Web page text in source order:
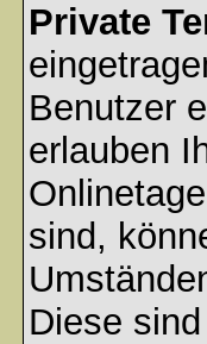
Private
Benutzer
erlauben
sind,
Diese